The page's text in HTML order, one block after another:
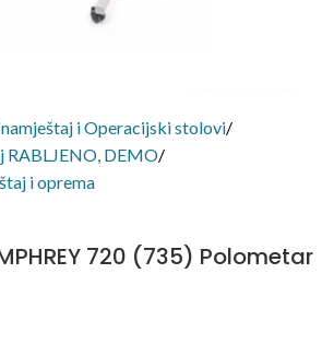
i Operacijski stolovi/
RABLJENO, DEMO/
i oprema
720 (735) Polometar